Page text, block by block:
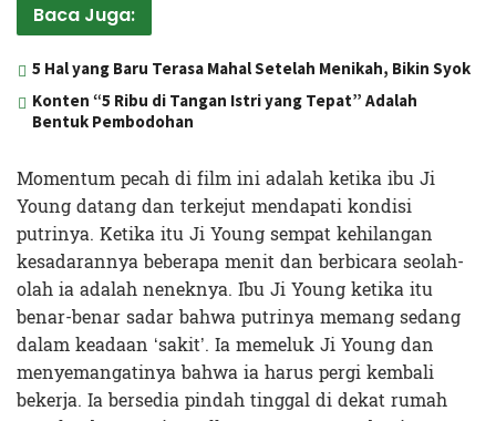
Baca Juga:
5 Hal yang Baru Terasa Mahal Setelah Menikah, Bikin Syok
Konten “5 Ribu di Tangan Istri yang Tepat” Adalah
Bentuk Pembodohan
Momentum pecah di film ini adalah ketika ibu Ji
Young datang dan terkejut mendapati kondisi
putrinya. Ketika itu Ji Young sempat kehilangan
kesadarannya beberapa menit dan berbicara seolah-
olah ia adalah neneknya. Ibu Ji Young ketika itu
benar-benar sadar bahwa putrinya memang sedang
dalam keadaan ‘sakit’. Ia memeluk Ji Young dan
menyemangatinya bahwa ia harus pergi kembali
bekerja. Ia bersedia pindah tinggal di dekat rumah